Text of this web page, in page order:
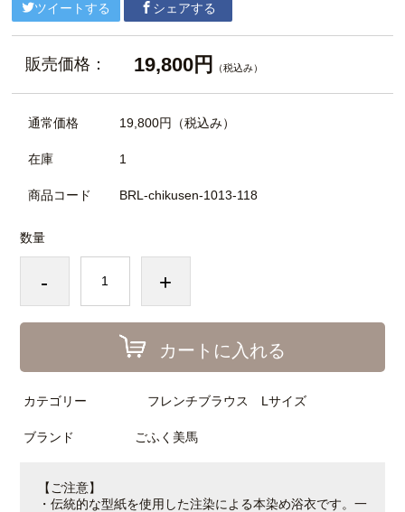
ツイートする シェアする
販売価格： 19,800円 （税込み）
通常価格 19,800円 （税込み）
在庫 1
商品コード BRL-chikusen-1013-118
数量
- +
カートに入れる
カテゴリー フレンチブラウス Lサイズ
ブランド ごふく美馬
【ご注意】
・伝統的な型紙を使用した注染による本染め浴衣です。一